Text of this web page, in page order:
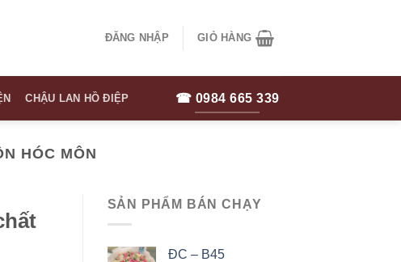
ĐĂNG NHẬP GIỎ HÀNG
CHẬU LAN HỒ ĐIỆP ☎ 0984 665 339
HÓC MÔN
SẢN PHẨM BÁN CHẠY
ĐC – B45